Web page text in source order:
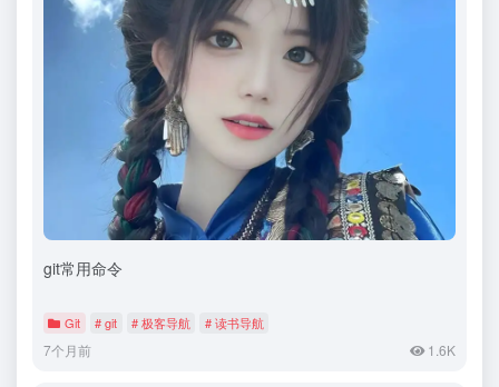
git常用命令
Git # git # 极客导航 # 读书导航
7个月前 1.6K